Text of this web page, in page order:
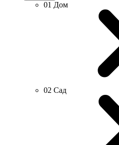
01 Дом
02 Сад